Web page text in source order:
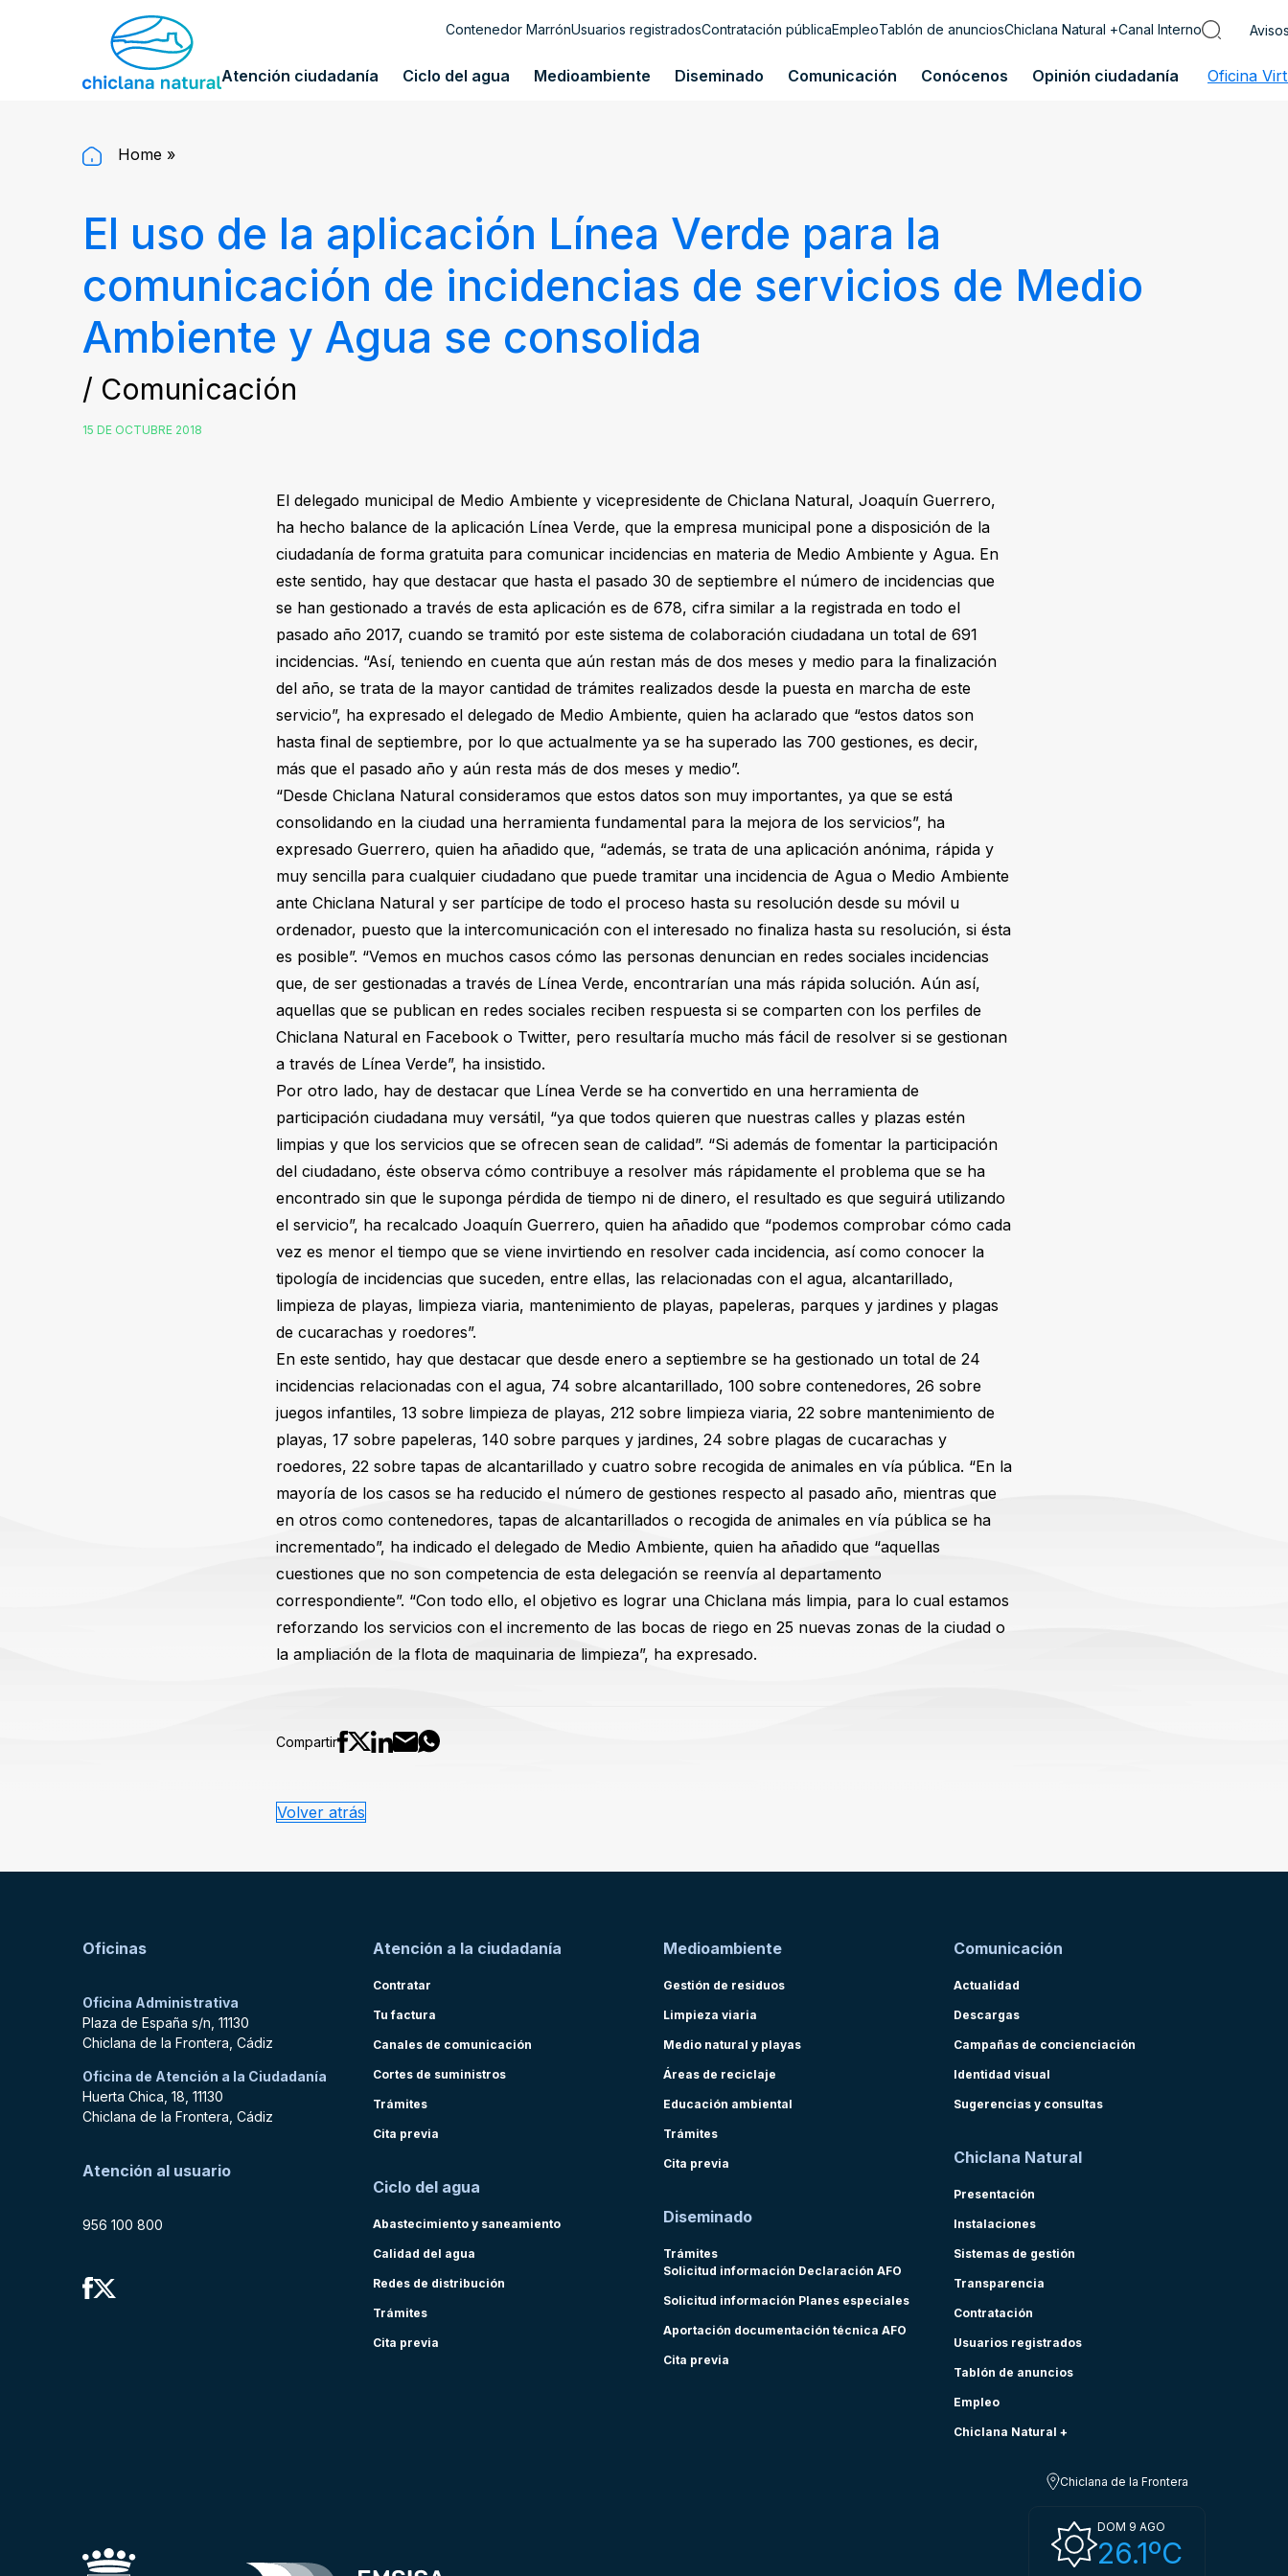
Contenedor MarrónUsuarios registradosContratación públicaEmpleoTablón de anunciosChiclana Natural +Canal Interno
Atención ciudadanía Ciclo del agua Medioambiente Diseminado Comunicación Conócenos Opinión ciudadanía Oficina
Home »
El uso de la aplicación Línea Verde para la
comunicación de incidencias de servicios de Medio
Ambiente y Agua se consolida
/ Comunicación
15 DE OCTUBRE 2018
El delegado municipal de Medio Ambiente y vicepresidente de Chiclana Natural, Joaquín Guerrero,
ha hecho balance de la aplicación Línea Verde, que la empresa municipal pone a disposición de la
ciudadanía de forma gratuita para comunicar incidencias en materia de Medio Ambiente y Agua. En
este sentido, hay que destacar que hasta el pasado 30 de septiembre el número de incidencias que
se han gestionado a través de esta aplicación es de 678, cifra similar a la registrada en todo el
pasado año 2017, cuando se tramitó por este sistema de colaboración ciudadana un total de 691
incidencias. “Así, teniendo en cuenta que aún restan más de dos meses y medio para la finalización
del año, se trata de la mayor cantidad de trámites realizados desde la puesta en marcha de este
servicio”, ha expresado el delegado de Medio Ambiente, quien ha aclarado que “estos datos son
hasta final de septiembre, por lo que actualmente ya se ha superado las 700 gestiones, es decir,
más que el pasado año y aún resta más de dos meses y medio”.
“Desde Chiclana Natural consideramos que estos datos son muy importantes, ya que se está
consolidando en la ciudad una herramienta fundamental para la mejora de los servicios”, ha
expresado Guerrero, quien ha añadido que, “además, se trata de una aplicación anónima, rápida y
muy sencilla para cualquier ciudadano que puede tramitar una incidencia de Agua o Medio Ambiente
ante Chiclana Natural y ser partícipe de todo el proceso hasta su resolución desde su móvil u
ordenador, puesto que la intercomunicación con el interesado no finaliza hasta su resolución, si ésta
es posible”. “Vemos en muchos casos cómo las personas denuncian en redes sociales incidencias
que, de ser gestionadas a través de Línea Verde, encontrarían una más rápida solución. Aún así,
aquellas que se publican en redes sociales reciben respuesta si se comparten con los perfiles de
Chiclana Natural en Facebook o Twitter, pero resultaría mucho más fácil de resolver si se gestionan
a través de Línea Verde”, ha insistido.
Por otro lado, hay de destacar que Línea Verde se ha convertido en una herramienta de
participación ciudadana muy versátil, “ya que todos quieren que nuestras calles y plazas estén
limpias y que los servicios que se ofrecen sean de calidad”. “Si además de fomentar la participación
del ciudadano, éste observa cómo contribuye a resolver más rápidamente el problema que se ha
encontrado sin que le suponga pérdida de tiempo ni de dinero, el resultado es que seguirá utilizando
el servicio”, ha recalcado Joaquín Guerrero, quien ha añadido que “podemos comprobar cómo cada
vez es menor el tiempo que se viene invirtiendo en resolver cada incidencia, así como conocer la
tipología de incidencias que suceden, entre ellas, las relacionadas con el agua, alcantarillado,
limpieza de playas, limpieza viaria, mantenimiento de playas, papeleras, parques y jardines y plagas
de cucarachas y roedores”.
En este sentido, hay que destacar que desde enero a septiembre se ha gestionado un total de 24
incidencias relacionadas con el agua, 74 sobre alcantarillado, 100 sobre contenedores, 26 sobre
juegos infantiles, 13 sobre limpieza de playas, 212 sobre limpieza viaria, 22 sobre mantenimiento de
playas, 17 sobre papeleras, 140 sobre parques y jardines, 24 sobre plagas de cucarachas y
roedores, 22 sobre tapas de alcantarillado y cuatro sobre recogida de animales en vía pública. “En la
mayoría de los casos se ha reducido el número de gestiones respecto al pasado año, mientras que
en otros como contenedores, tapas de alcantarillados o recogida de animales en vía pública se ha
incrementado”, ha indicado el delegado de Medio Ambiente, quien ha añadido que “aquellas
cuestiones que no son competencia de esta delegación se reenvía al departamento
correspondiente”. “Con todo ello, el objetivo es lograr una Chiclana más limpia, para lo cual estamos
reforzando los servicios con el incremento de las bocas de riego en 25 nuevas zonas de la ciudad o
la ampliación de la flota de maquinaria de limpieza”, ha expresado.
Compartir
Volver atrás
Oficinas
Oficina Administrativa
Plaza de España s/n, 11130
Chiclana de la Frontera, Cádiz
Oficina de Atención a la Ciudadanía
Huerta Chica, 18, 11130
Chiclana de la Frontera, Cádiz
Atención al usuario
956 100 800
Atención a la ciudadanía
Contratar
Tu factura
Canales de comunicación
Cortes de suministros
Trámites
Cita previa
Ciclo del agua
Abastecimiento y saneamiento
Calidad del agua
Redes de distribución
Trámites
Cita previa
Medioambiente
Gestión de residuos
Limpieza viaria
Medio natural y playas
Áreas de reciclaje
Educación ambiental
Trámites
Cita previa
Diseminado
Trámites
Solicitud información Declaración AFO
Solicitud información Planes especiales
Aportación documentación técnica AFO
Cita previa
Comunicación
Actualidad
Descargas
Campañas de concienciación
Identidad visual
Sugerencias y consultas
Chiclana Natural
Presentación
Instalaciones
Sistemas de gestión
Transparencia
Contratación
Usuarios registrados
Tablón de anuncios
Empleo
Chiclana Natural +
Chiclana de la Frontera
DOM 9 AGO
26.1ºC